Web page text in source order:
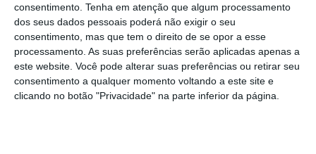
consentimento. Tenha em atenção que algum processamento
dos seus dados pessoais poderá não exigir o seu
consentimento, mas que tem o direito de se opor a esse
processamento. As suas preferências serão aplicadas apenas a
este website. Você pode alterar suas preferências ou retirar seu
consentimento a qualquer momento voltando a este site e
clicando no botão "Privacidade" na parte inferior da página.
parlamentar— que por sua vezafeta a
estabilidade política— comono grau de
proporcionalidade de votos e mandatos e na
maior ou menor relação entre candidatos e
eleitores”,refere o documento.